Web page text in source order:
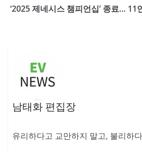
‘2025 제네시스 챔피언십’ 종료… 11
남태화 편집장
유리하다고 교만하지 말고, 불리하